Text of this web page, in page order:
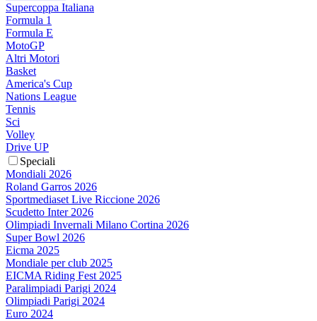
Supercoppa Italiana
Formula 1
Formula E
MotoGP
Altri Motori
Basket
America's Cup
Nations League
Tennis
Sci
Volley
Drive UP
Speciali
Mondiali 2026
Roland Garros 2026
Sportmediaset Live Riccione 2026
Scudetto Inter 2026
Olimpiadi Invernali Milano Cortina 2026
Super Bowl 2026
Eicma 2025
Mondiale per club 2025
EICMA Riding Fest 2025
Paralimpiadi Parigi 2024
Olimpiadi Parigi 2024
Euro 2024